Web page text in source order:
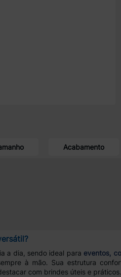
Acabamento
a dia, sendo ideal para eventos,
à mão. Sua estrutura
com brindes úteis e práticos.